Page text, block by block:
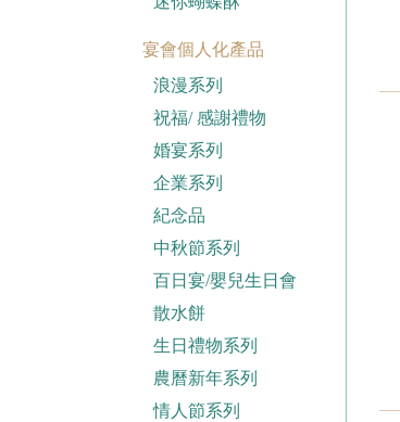
宴會個人化產品
浪漫系列
祝福/ 感謝禮物
婚宴系列
企業系列
紀念品
中秋節系列
百日宴/嬰兒生日會
散水餅
生日禮物系列
農曆新年系列
情人節系列